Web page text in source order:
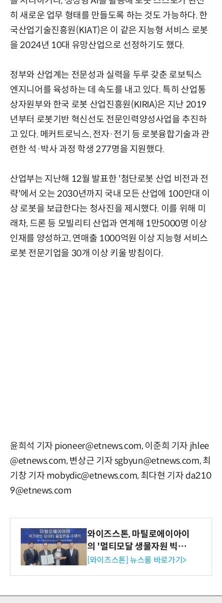
히 새로운 업무 형태를 만들도록 하는 것도 가능하다. 한
국산업기술진흥원(KIAT)은 이 같은 지능형 서비스 로봇
을 2024년 10대 유망산업으로 선정하기도 했다.
정부와 산업계는 전문성과 실력을 두루 갖춘 로보틱스
엔지니어를 육성하는 데 속도를 내고 있다. 특히 산업통
상자원부와 한국 로봇 산업진흥원(KIRIA)은 지난 2019
년부터 로봇기반 혁신선도 전문인력양성사업을 추진하
고 있다. 메커트로닉스, 전자·전기 등 로봇융합기술과 관
련한 석·박사 과정 학생 277명을 지원했다.
산업부는 지난해 12월 발표한 '첨단로봇 산업 비전과 전
략'에서 오는 2030년까지 국내 모든 산업에 100만대 이
상 로봇을 보급한다는 청사진을 제시했다. 이를 위해 미
래차, 드론 등 모빌리티 산업과 연계해 1만5000명 이상
인재를 양성하고, 연매출 1000억원 이상 지능형 서비스
로봇 전문기업을 30개 이상 키울 방침이다.
윤희석 기자 pioneer@etnews.com, 이준희 기자 jhlee
@etnews.com, 변상근 기자 sgbyun@etnews.com, 최
기창 기자 mobydic@etnews.com, 최다현 기자 da210
9@etnews.com
와이즈스톤, 마틸로에이아이
의 '멀티모달 생물자원 빅데
이터'에 DQ인증 최고 등급
[와이즈스톤] 뉴스룸 바로가기>